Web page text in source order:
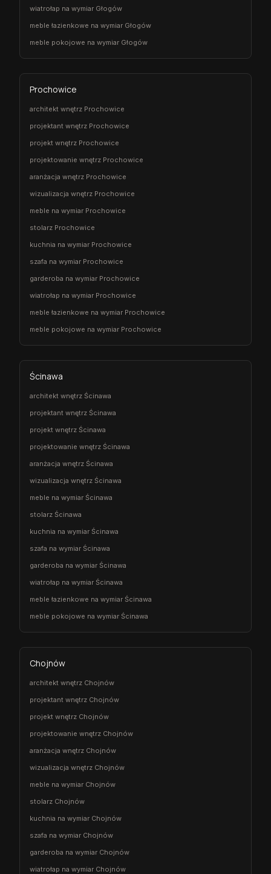
wiatrołap na wymiar Głogów
meble łazienkowe na wymiar Głogów
meble pokojowe na wymiar Głogów
Prochowice
architekt wnętrz Prochowice
projektant wnętrz Prochowice
projekt wnętrz Prochowice
projektowanie wnętrz Prochowice
aranżacja wnętrz Prochowice
wizualizacja wnętrz Prochowice
meble na wymiar Prochowice
stolarz Prochowice
kuchnia na wymiar Prochowice
szafa na wymiar Prochowice
garderoba na wymiar Prochowice
wiatrołap na wymiar Prochowice
meble łazienkowe na wymiar Prochowice
meble pokojowe na wymiar Prochowice
Ścinawa
architekt wnętrz Ścinawa
projektant wnętrz Ścinawa
projekt wnętrz Ścinawa
projektowanie wnętrz Ścinawa
aranżacja wnętrz Ścinawa
wizualizacja wnętrz Ścinawa
meble na wymiar Ścinawa
stolarz Ścinawa
kuchnia na wymiar Ścinawa
szafa na wymiar Ścinawa
garderoba na wymiar Ścinawa
wiatrołap na wymiar Ścinawa
meble łazienkowe na wymiar Ścinawa
meble pokojowe na wymiar Ścinawa
Chojnów
architekt wnętrz Chojnów
projektant wnętrz Chojnów
projekt wnętrz Chojnów
projektowanie wnętrz Chojnów
aranżacja wnętrz Chojnów
wizualizacja wnętrz Chojnów
meble na wymiar Chojnów
stolarz Chojnów
kuchnia na wymiar Chojnów
szafa na wymiar Chojnów
garderoba na wymiar Chojnów
wiatrołap na wymiar Chojnów